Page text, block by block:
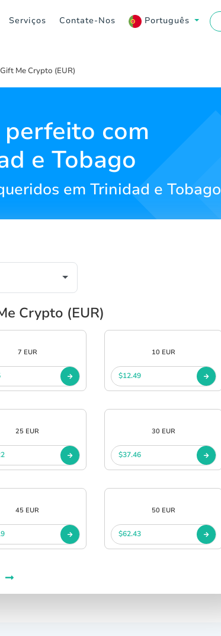
Serviços Contate-Nos Português
Gift Me Crypto (EUR)
com
e Tobago
em Trinidad e Tobago
Crypto (EUR)
7 EUR 10 EUR
$12.49
25 EUR 30 EUR
$37.46
45 EUR 50 EUR
$62.43